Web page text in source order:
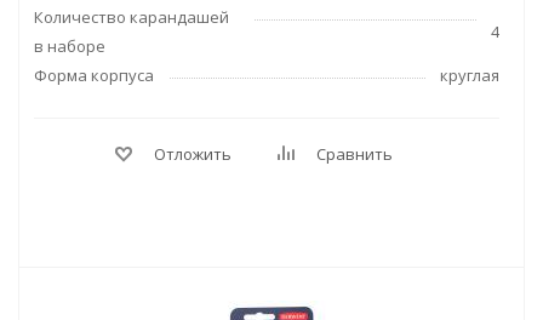
Количество карандашей
в наборе
4
Форма корпуса
круглая
Отложить Сравнить